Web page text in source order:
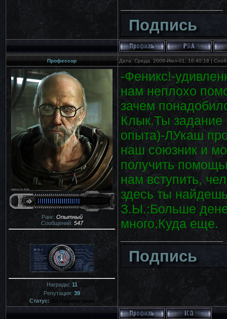
Подпись
Профессор Дата: Среда, 2009-Июл-01, 16:40:18 |
Ранг: Опытный
Сообщений:547
Награды:11
Репутация:39
Статус:
За Периметром
-Феникс!-
нам неплохо
зачем
Клык.Ты задание
опыта)-ЛУкаш
наш союзник и
получить
нам вступить,
здесь ты
З.Ы.:Больше
много.Куда еще.
Подпись